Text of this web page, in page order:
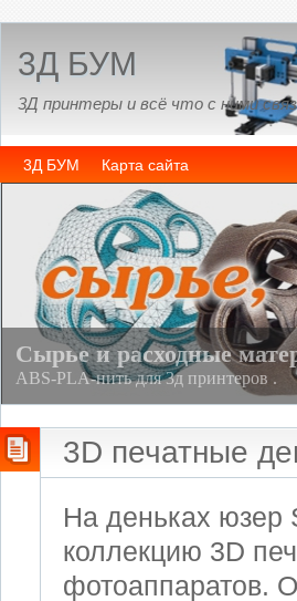
3Д БУМ
3Д принтеры и всё что с ними
3Д БУМ Карта сайта
3D печатные
На деньках юзер
коллекцию 3D
фотоаппаратов.